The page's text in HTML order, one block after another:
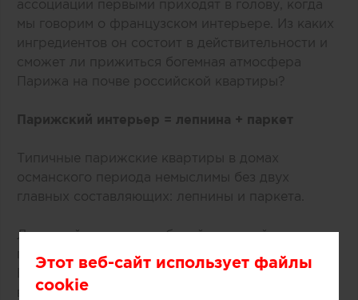
ассоциации первыми приходят в голову, когда
мы говорим о французском интерьере. Из каких
ингредиентов он состоит в действительности и
сможет ли прижиться богемная атмосфера
Парижа на почве российской квартиры?
Парижский интерьер = лепнина + паркет
Типичные парижские квартиры в домах
османского периода немыслимы без двух
главных составляющих: лепнины и паркета.
Лепниной, чаще всего белой гипсовой, иногда с
позолотой, декорируют высокие белые потолки.
В парижских квартирах старого фонда лепнина
всегда идет в дуэте с паркетом, он может быть
Этот веб-сайт использует файлы
cookie